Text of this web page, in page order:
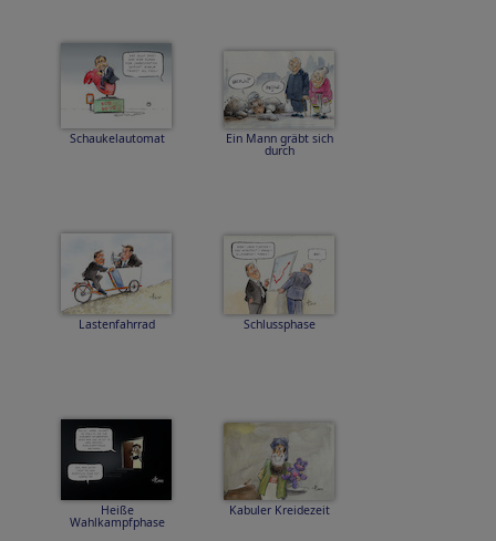
Schaukelautomat Ein Mann gräbt sich
durch
Lastenfahrrad Schlussphase
Heiße
Wahlkampfphase
Kabuler Kreidezeit